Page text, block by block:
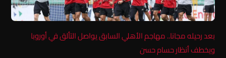
بعد رحيله مجانا.. مهاجم الأهلي السابق يواصل التألق في أوروبا
ويخطف أنظار حسام حسن